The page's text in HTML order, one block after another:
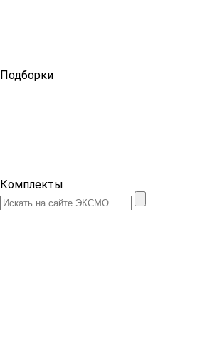
Подборки
Комплекты